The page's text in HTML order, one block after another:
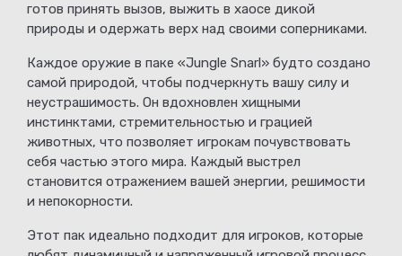
готов принять вызов, выжить в хаосе дикой
природы и одержать верх над своими соперниками.
Каждое оружие в паке «Jungle Snarl» будто создано
самой природой, чтобы подчеркнуть вашу силу и
неустрашимость. Он вдохновлен хищными
инстинктами, стремительностью и грацией
животных, что позволяет игрокам почувствовать
себя частью этого мира. Каждый выстрел
становится отражением вашей энергии, решимости
и непокорности.
Этот пак идеально подходит для игроков, которые